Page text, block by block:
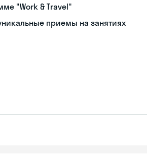
"Work & Travel"
приемы на занятиях